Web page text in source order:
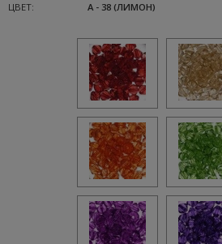
ЦВЕТ:
A - 38 (ЛИМОН)